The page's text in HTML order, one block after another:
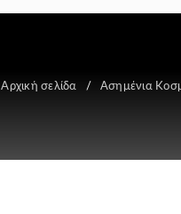
Αρχική σελίδα / Ασημένια